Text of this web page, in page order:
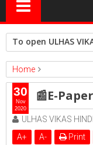
To open ULHAS
Home
epaper
Featured
📰E-
ULHAS VIKAS
A+ A- Print
30
Nov
2020